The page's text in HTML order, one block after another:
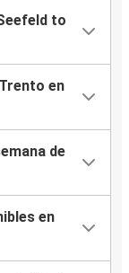
to
en
de
en